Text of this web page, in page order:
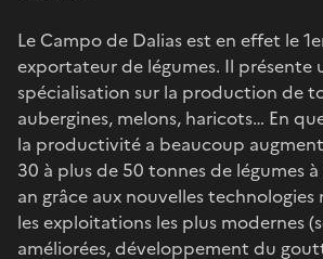
Le Campo de Dalias est en effet le
exportateur de légumes. Il présente
spécialisation sur la production de
aubergines, melons, haricots… En
la productivité a beaucoup
30 à plus de 50 tonnes de légumes
an grâce aux nouvelles technologies
les exploitations les plus modernes
améliorées, développement du